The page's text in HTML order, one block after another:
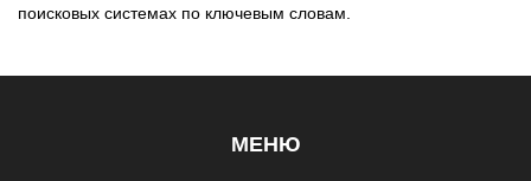
поисковых системах по ключевым словам.
МЕНЮ